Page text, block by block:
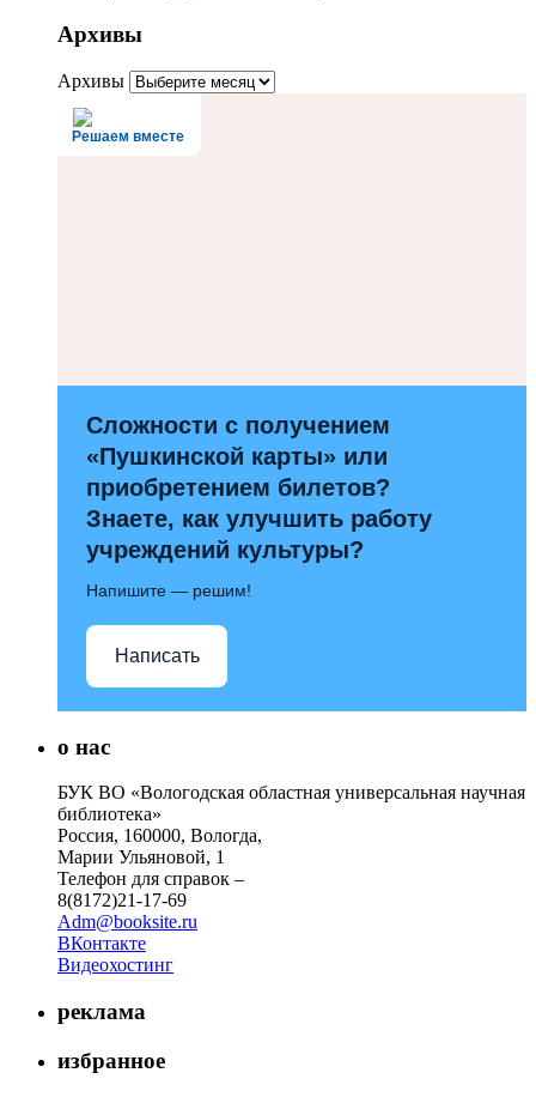
Архивы
Архивы
Решаем вместе
Сложности с получением
«Пушкинской карты» или
приобретением билетов?
Знаете, как улучшить работу
учреждений культуры?
Напишите — решим!
Написать
о нас
БУК ВО «Вологодская областная универсальная научная
библиотека»
Россия, 160000, Вологда,
Марии Ульяновой, 1
Телефон для справок –
8(8172)21-17-69
Adm@booksite.ru
ВКонтакте
Видеохостинг
реклама
избранное